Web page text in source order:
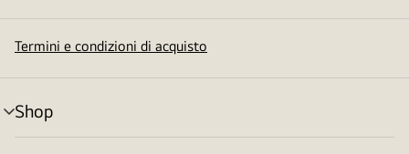
Termini e condizioni di acquisto
Shop
Attivazione
menu